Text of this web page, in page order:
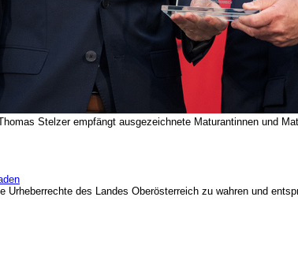
Stelzer empfängt ausgezeichnete Maturantinnen und
Urheberrechte des Landes Oberösterreich zu wahren und